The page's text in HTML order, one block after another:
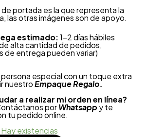
de portada es la que representa la
las otras imágenes son de apoyo.
estimado:1-2 días hábiles
alta cantidad de pedidos,
de entrega pueden variar)
especial con un toque extra
nuestroEmpaque Regalo.
a realizar mi orden en línea?
porWhatsapp y te
tu pedido online.
Hay existencias